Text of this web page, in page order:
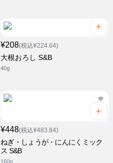
¥208(税込¥224.64)
大根おろし S&B
40g
¥448(税込¥483.84)
ねぎ・しょうが・にんにくミック
ス S&B
160g